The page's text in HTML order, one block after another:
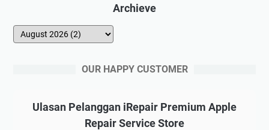
Archieve
OUR HAPPY CUSTOMER
Ulasan Pelanggan iRepair Premium Apple
Repair Service Store